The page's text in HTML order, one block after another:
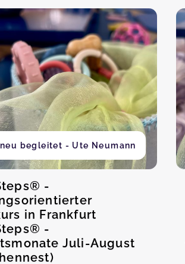
neu begleitet - Ute Neumann
-
in Frankfurt
-
Juli-August